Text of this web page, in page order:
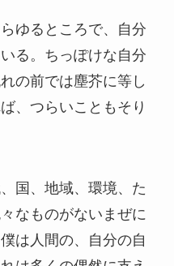
ゆるところで、自分
る。ちっぽけな自分
の前では塵芥に等し
、つらいこともそり
国、地域、環境、た
なものがないまぜに
は人間の、自分の自